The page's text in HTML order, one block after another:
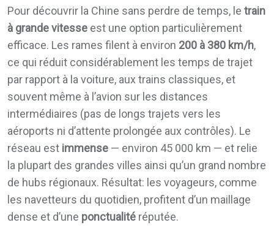
Pour découvrir la Chine sans perdre de temps, le train
à grande vitesse est une option particulièrement
efficace. Les rames filent à environ 200 à 380 km/h,
ce qui réduit considérablement les temps de trajet
par rapport à la voiture, aux trains classiques, et
souvent même à l’avion sur les distances
intermédiaires (pas de longs trajets vers les
aéroports ni d’attente prolongée aux contrôles). Le
réseau est immense — environ 45 000 km — et relie
la plupart des grandes villes ainsi qu’un grand nombre
de hubs régionaux. Résultat: les voyageurs, comme
les navetteurs du quotidien, profitent d’un maillage
dense et d’une ponctualité réputée.